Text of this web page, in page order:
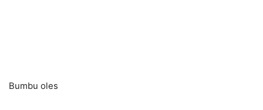
Bumbu oles